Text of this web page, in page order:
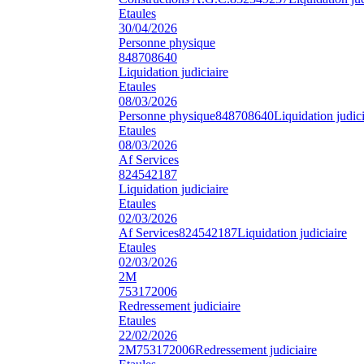
Etaules
30/04/2026
Personne physique
848708640
Liquidation judiciaire
Etaules
08/03/2026
Personne physique848708640Liquidation
Etaules
08/03/2026
Af Services
824542187
Liquidation judiciaire
Etaules
02/03/2026
Af Services824542187Liquidation judiciaire
Etaules
02/03/2026
2M
753172006
Redressement judiciaire
Etaules
22/02/2026
2M753172006Redressement judiciaire